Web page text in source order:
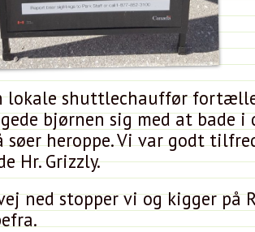
lokale shuttlechauffør
bjørnen sig med at bade i
søer heroppe. Vi var godt
Hr. Grizzly.
ned stopper vi og kigger på